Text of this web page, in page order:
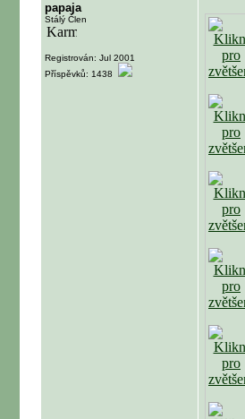
papaja
Stálý Člen
Registrován: Jul 2001
Příspěvků: 1438